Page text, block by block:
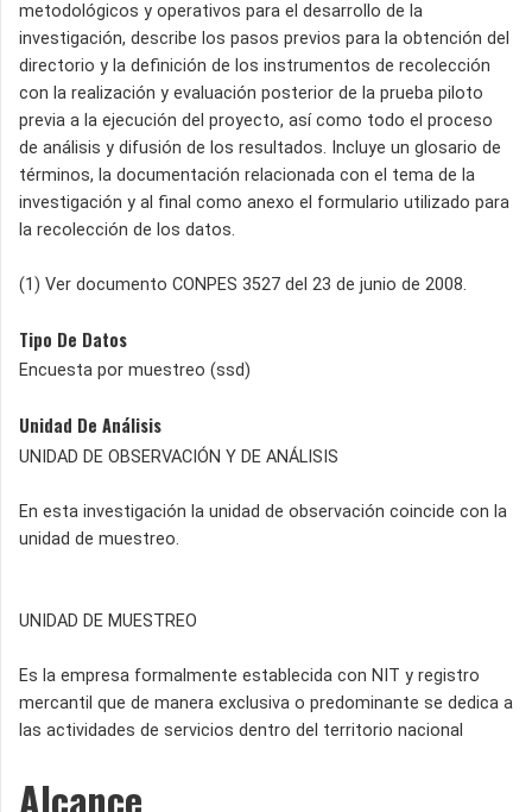
metodológicos y operativos para el desarrollo de la
investigación, describe los pasos previos para la obtención del
directorio y la definición de los instrumentos de recolección
con la realización y evaluación posterior de la prueba piloto
previa a la ejecución del proyecto, así como todo el proceso
de análisis y difusión de los resultados. Incluye un glosario de
términos, la documentación relacionada con el tema de la
investigación y al final como anexo el formulario utilizado para
la recolección de los datos.
(1) Ver documento CONPES 3527 del 23 de junio de 2008.
Tipo De Datos
Encuesta por muestreo (ssd)
Unidad De Análisis
UNIDAD DE OBSERVACIÓN Y DE ANÁLISIS
En esta investigación la unidad de observación coincide con la
unidad de muestreo.
UNIDAD DE MUESTREO
Es la empresa formalmente establecida con NIT y registro
mercantil que de manera exclusiva o predominante se dedica a
las actividades de servicios dentro del territorio nacional
Alcance